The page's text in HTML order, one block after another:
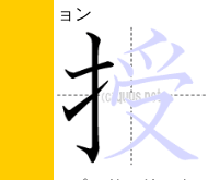
ョン